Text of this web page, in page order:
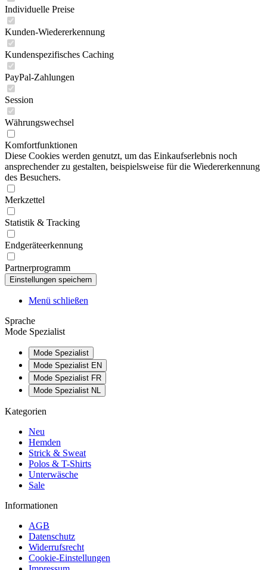
Individuelle Preise
Kunden-Wiedererkennung
Kundenspezifisches Caching
PayPal-Zahlungen
Session
Währungswechsel
Komfortfunktionen
Diese Cookies werden genutzt, um das Einkaufserlebnis noch
ansprechender zu gestalten, beispielsweise für die Wiedererkennung
des Besuchers.
Merkzettel
Statistik & Tracking
Endgeräteerkennung
Partnerprogramm
Menü schließen
Sprache
Mode Spezialist
Mode Spezialist
Mode Spezialist EN
Mode Spezialist FR
Mode Spezialist NL
Kategorien
Neu
Hemden
Strick & Sweat
Polos & T-Shirts
Unterwäsche
Sale
Informationen
AGB
Datenschutz
Widerrufsrecht
Cookie-Einstellungen